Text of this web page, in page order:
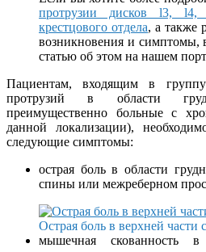
протрузии дисков l3,
крестцового отдела, а также
возникновения и симптомы,
статью об этом на нашем
Пациентам, входящим в
протрузий в области
преимущественно больные с
данной локализации),
следующие симптомы:
острая боль в области
спины или межреберном
Острая боль в верхней части
мышечная скованность